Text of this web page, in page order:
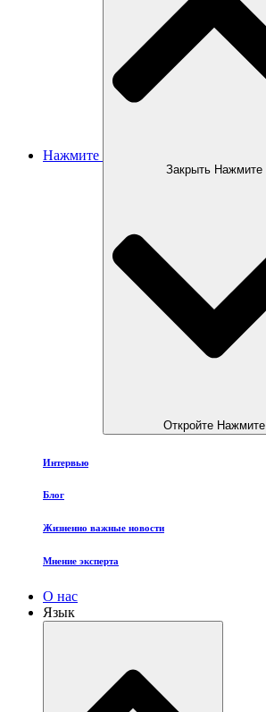
Нажмите
Закрыть Нажмите
Откройте Нажмите
Интервью
Блог
Жизненно важные новости
Мнение эксперта
О нас
Язык